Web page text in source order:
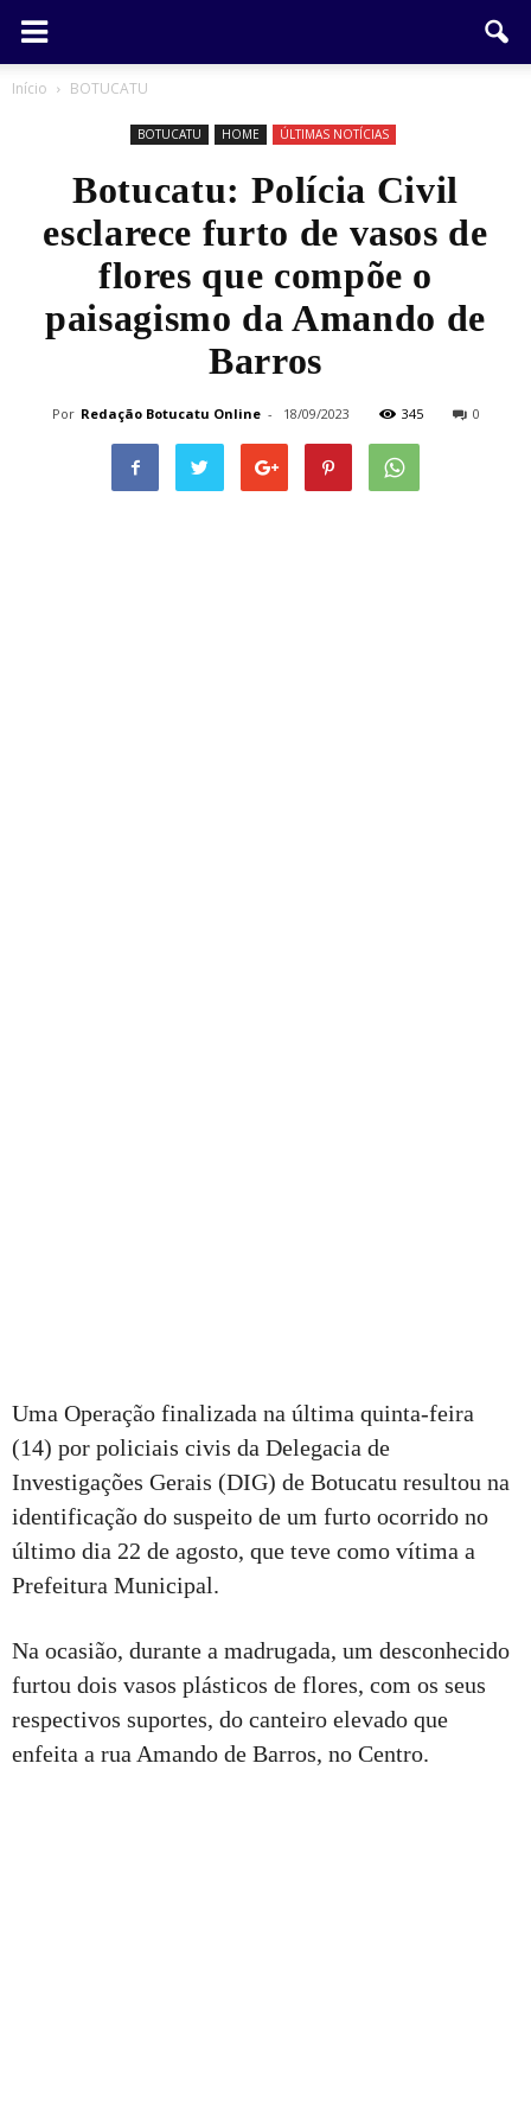
Início BOTUCATU
BOTUCATU HOME ÚLTIMAS NOTÍCIAS
Botucatu: Polícia Civil
esclarece furto de vasos de
flores que compõe o
paisagismo da Amando de
Barros
Por Redação Botucatu Online - 18/09/2023 345 0
Uma Operação finalizada na última quinta-feira
(14) por policiais civis da Delegacia de
Investigações Gerais (DIG) de Botucatu resultou na
identificação do suspeito de um furto ocorrido no
último dia 22 de agosto, que teve como vítima a
Prefeitura Municipal.
Na ocasião, durante a madrugada, um desconhecido
furtou dois vasos plásticos de flores, com os seus
respectivos suportes, do canteiro elevado que
enfeita a rua Amando de Barros, no Centro.